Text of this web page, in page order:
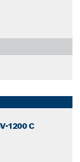
1200 C